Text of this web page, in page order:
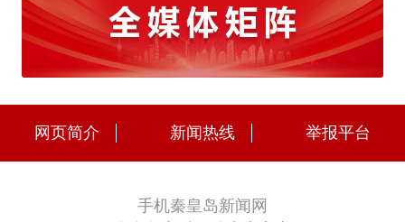
网页简介 新闻热线 举报平台
手机秦皇岛新闻网